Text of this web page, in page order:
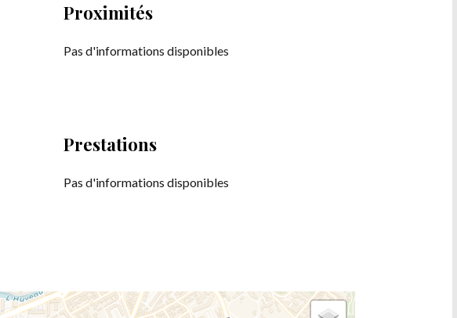
Proximités
Pas d'informations disponibles
Prestations
Pas d'informations disponibles